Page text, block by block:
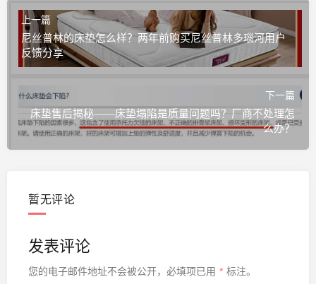
上一篇
尼丝普林的床垫怎么样？两年前购买尼丝普林多瑙河用户
反馈分享
下一篇
床垫售后揭秘——床垫塌陷是质量问题吗？厂商不处理怎
么办？
暂无评论
发表评论
您的电子邮件地址不会被公开， 必填项已用 * 标注。